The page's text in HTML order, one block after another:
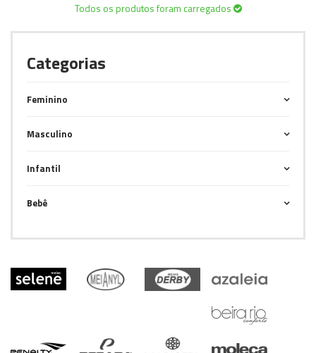
Todos os produtos foram carregados
Categorias
Feminino
Masculino
Infantil
Bebê